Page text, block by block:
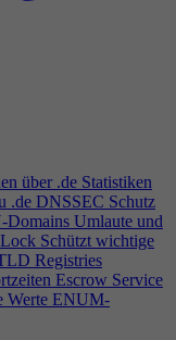
über .de Statistiken
.de DNSSEC Schutz
Domains Umlaute und
Schützt wichtige
Registries
Escrow Service
Werte ENUM-